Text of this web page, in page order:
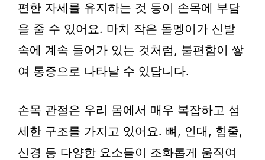
편한 자세를 유지하는 것 등이 손목에 부담
을 줄 수 있어요. 마치 작은 돌멩이가 신발
속에 계속 들어가 있는 것처럼, 불편함이 쌓
여 통증으로 나타날 수 있답니다.
손목 관절은 우리 몸에서 매우 복잡하고 섬
세한 구조를 가지고 있어요. 뼈, 인대, 힘줄,
신경 등 다양한 요소들이 조화롭게 움직여